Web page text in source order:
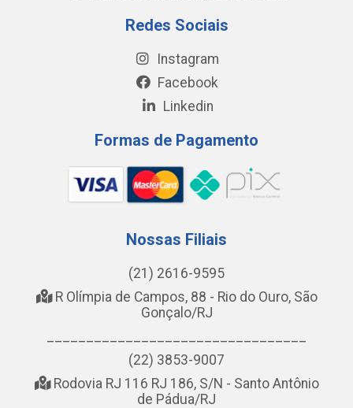
Redes Sociais
Instagram
Facebook
Linkedin
Formas de Pagamento
Nossas Filiais
(21) 2616-9595
R Olímpia de Campos, 88 - Rio do Ouro, São
Gonçalo/RJ
(22) 3853-9007
Rodovia RJ 116 RJ 186, S/N - Santo Antônio
de Pádua/RJ